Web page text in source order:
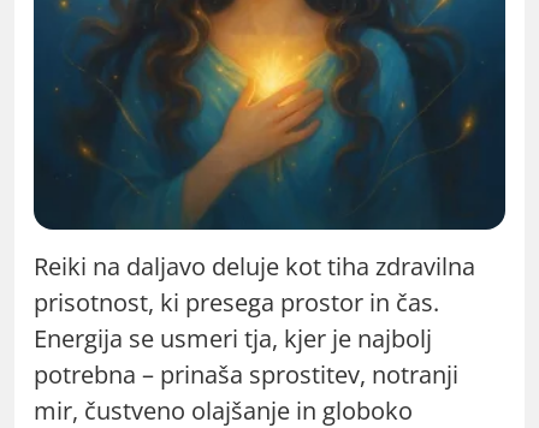
Reiki na daljavo deluje kot tiha zdravilna
prisotnost, ki presega prostor in čas.
Energija se usmeri tja, kjer je najbolj
potrebna – prinaša sprostitev, notranji
mir, čustveno olajšanje in globoko